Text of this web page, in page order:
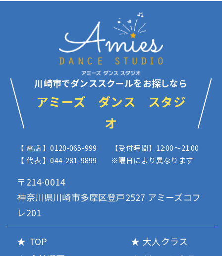
川崎市でダンススクールをお探しなら
アミーズ ダンス スタジ
オ
【 電話 】0120-065-999
【 代表 】044-281-9899
【受付時間】12:00〜21:00
※曜日により異なります
〒214-0014
神奈川県川崎市多摩区登戸2527 アミーズコフ
レ201
TOP
大人クラス